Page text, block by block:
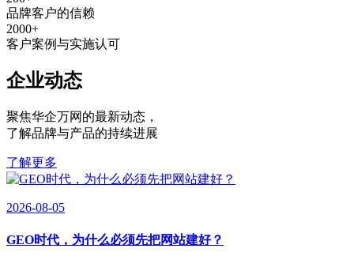
品牌客户的信赖
2000+
客户案例与实施认可
企业动态
聚焦华企万网的最新动态 ，
了解品牌与产品的持续进展
了解更多
2026-08-05
GEO时代，为什么必须先把网站建好？